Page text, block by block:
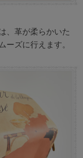
、革が柔らかいた
ーズに行えます。